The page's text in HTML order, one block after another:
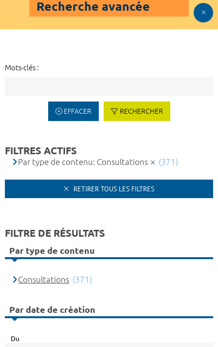
Recherche avancée
Mots-clés :
EFFACER RECHERCHER
FILTRES ACTIFS
Par type de contenu: Consultations (371)
RETIRER TOUS LES FILTRES
FILTRE DE RÉSULTATS
Par type de contenu
Consultations (371)
Par date de création
Du